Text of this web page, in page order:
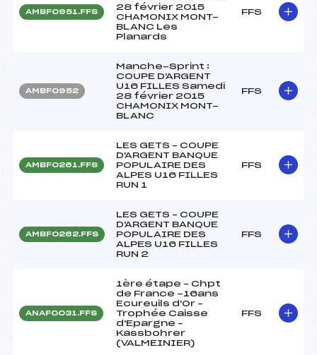
AMBF0951.FFS
28 février 2015
CHAMONIX MONT-
BLANC Les
Planards
FFS
AMBF0952
Manche-Sprint :
COUPE D'ARGENT
U16 FILLES Samedi
28 février 2015
CHAMONIX MONT-
BLANC
FFS
AMBF0261.FFS
LES GETS – COUPE
D'ARGENT BANQUE
POPULAIRE DES
ALPES U16 FILLES
RUN 1
FFS
AMBF0262.FFS
LES GETS – COUPE
D'ARGENT BANQUE
POPULAIRE DES
ALPES U16 FILLES
RUN 2
FFS
ANAF0031.FFS
1ère étape – Chpt
de France -16ans
Ecureuils d'Or –
Trophée Caisse
d'Epargne –
Kassbohrer
(VALMEINIER)
FFS